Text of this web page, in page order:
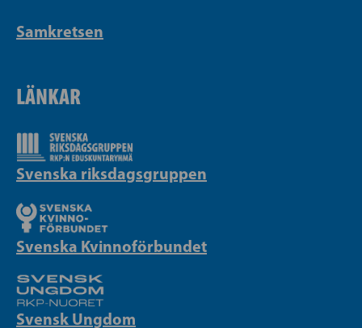
Samkretsen
LÄNKAR
Svenska riksdagsgruppen
Svenska Kvinnoförbundet
Svensk Ungdom